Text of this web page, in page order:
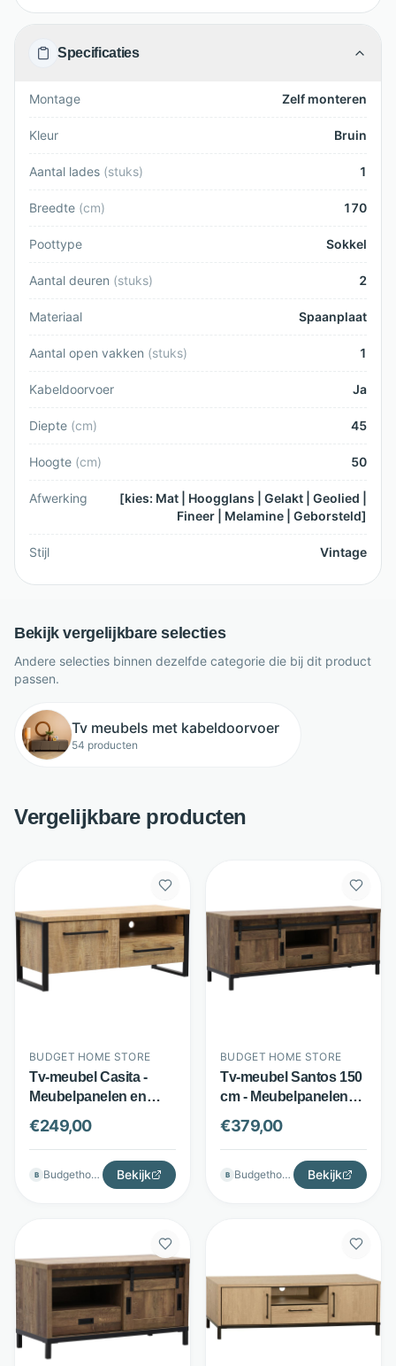
Specificaties
Montage Zelf monteren
Kleur Bruin
Aantal lades (stuks) 1
Breedte (cm) 170
Poottype Sokkel
Aantal deuren (stuks) 2
Materiaal Spaanplaat
Aantal open vakken (stuks) 1
Kabeldoorvoer Ja
Diepte (cm) 45
Hoogte (cm) 50
Afwerking
[kies: Mat | Hoogglans | Gelakt | Geolied |
Fineer | Melamine | Geborsteld]
Stijl Vintage
Bekijk vergelijkbare selecties
Andere selecties binnen dezelfde categorie die bij dit product
passen.
Tv meubels met kabeldoorvoer
54 producten
Vergelijkbare producten
BUDGET HOME STORE
Tv-meubel Casita -
Meubelpanelen en
metaal - Softclose deur
en lade - Tropic bruin -
Budget Home Store
€249,00
B Budgethomestore Bekijk
BUDGET HOME STORE
Tv-meubel Santos 150
cm - Meubelpanelen
en metaal - 2
schuifdeuren - Bruin -
Budget Home Store
€379,00
B Budgethomestore Bekijk